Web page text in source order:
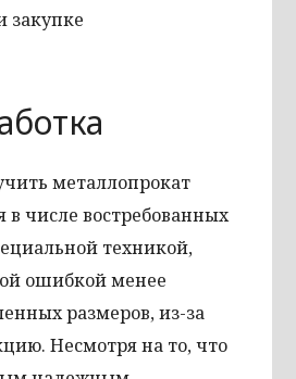
закупке
металлопрокат
в числе востребованных
техникой,
ошибкой менее
размеров, из-за
Несмотря на то, что